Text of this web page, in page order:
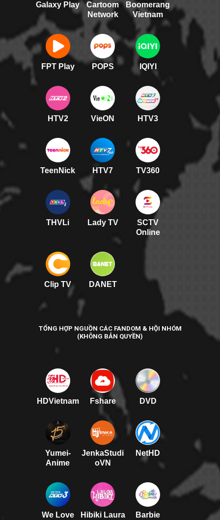
Galaxy Play
Cartoom
Network
Boomerang
Vietnam
FPT Play POPS IQIYI
HTV2 VieON HTV3
TeenNick HTV7 TV360
THVLi Lady TV
SCTV
Online
Clip TV DANET
TỔNG HỢP NGUỒN CÁC FANDOM & HỘI NHÓM
(KHÔNG BẢN QUYỀN)
HDVietnam Fshare DVD
Yumei-
Anime
JenkaStudi
oVN
NetHD
We Love
Hibiki Laura
Barbie